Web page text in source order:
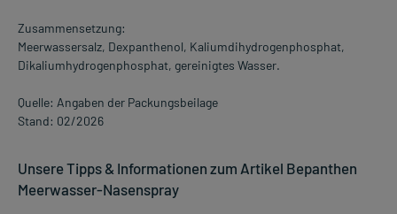
Zusammensetzung:
Meerwassersalz, Dexpanthenol, Kaliumdihydrogenphosphat,
Dikaliumhydrogenphosphat, gereinigtes Wasser.
Quelle: Angaben der Packungsbeilage
Stand: 02/2026
Unsere Tipps & Informationen zum Artikel Bepanthen
Meerwasser-Nasenspray